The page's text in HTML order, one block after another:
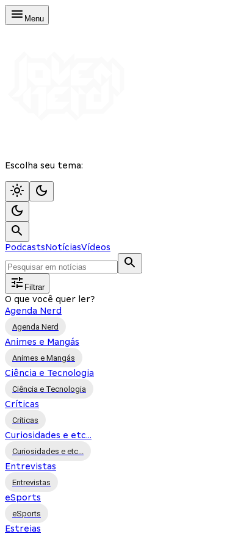
Menu
Escolha seu tema:
PodcastsNotíciasVídeos
Filtrar
O que você quer ler?
Agenda Nerd
Agenda Nerd
Animes e Mangás
Animes e Mangás
Ciência e Tecnologia
Ciência e Tecnologia
Críticas
Críticas
Curiosidades e etc...
Curiosidades e etc...
Entrevistas
Entrevistas
eSports
eSports
Estreias